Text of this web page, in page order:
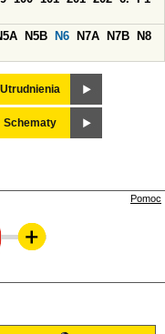
N5B N6 N7A N7B
N8
Utrudnienia
Schematy
Pomoc